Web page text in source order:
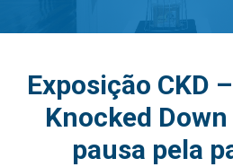
Exposição CKD
Knocked
pausa pela